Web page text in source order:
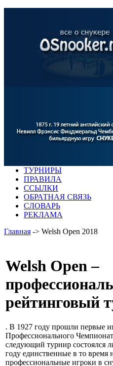
ТУРНИРЫ
ПРАВИЛА
ССЫЛКИ
ОБРАТНАЯ СВЯЗЬ
СЛОВАРЬ
РЕКЛАМА
Главная -> Welsh Open 2018
Welsh Open –
рейтинговый
. В 1927 году прошли первые
Профессионального
следующий турнир состоялся
году единственные в то время
профессиональные игроки в